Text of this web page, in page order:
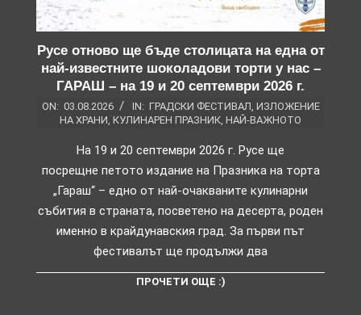
Русе отново ще бъде столицата на една от
най-известните шоколадови торти у нас –
ГАРАШ – на 19 и 20 септември 2026 г.
ON: 03.08.2026 IN: ГРАДСКИ ФЕСТИВАЛ ИЗЛОЖЕНИЕ
НА ХРАНИ КУЛИНАРЕН ПРАЗНИК НАЙ-ВАЖНОТО
На 19 и 20 септември 2026 г. Русе ще
посрещне петото издание на Празника на торта
„Гараш“ – едно от най-очакваните кулинарни
събития в страната, посветено на десерта, роден
именно в крайдунавския град. За първи път
фестивалът ще продължи два
ПРОЧЕТИ ОЩЕ :)